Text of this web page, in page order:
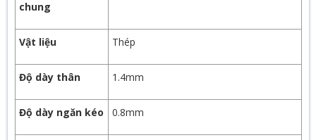
chung
Vật liệu Thép
Độ dày thân 1.4mm
Độ dày ngăn kéo 0.8mm